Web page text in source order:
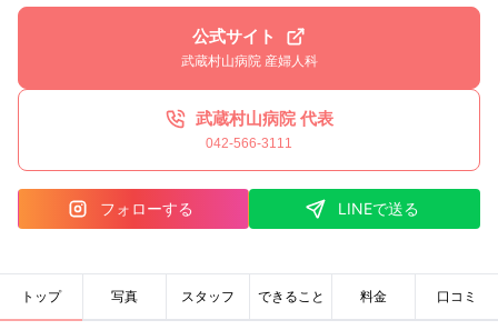
公式サイト
武蔵村山病院 産婦人科
武蔵村山病院 代表
042-566-3111
フォローする LINEで送る
トップ 写真 スタッフ できること 料金 口コミ